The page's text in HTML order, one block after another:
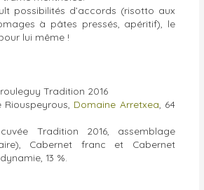
possibilités d’accords (risotto aux
à pâtes pressés, apéritif), le
lui même !
Domaine Arretxea , 64
Tradition 2016, assemblage
Cabernet franc et Cabernet
13 %.